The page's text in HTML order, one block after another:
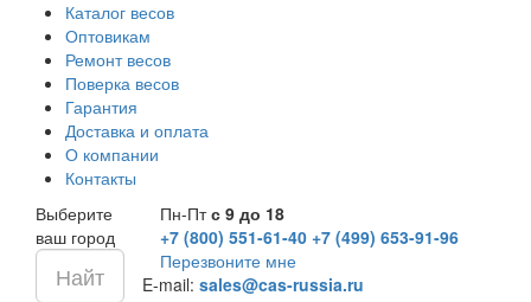
Каталог весов
Оптовикам
Ремонт весов
Поверка весов
Гарантия
Доставка и оплата
О компании
Контакты
Выберите
ваш город
Пн-Птс 9 до 18
+7 (800) 551-61-40 +7 (499) 653-91-96
Перезвоните мне
E-mail: sales@cas-russia.ru